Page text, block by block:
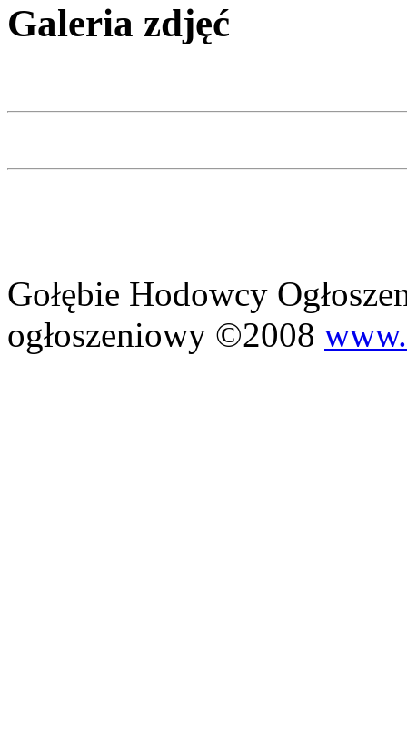
Galeria zdjęć
Gołębie Hodowcy
ogłoszeniowy ©2008